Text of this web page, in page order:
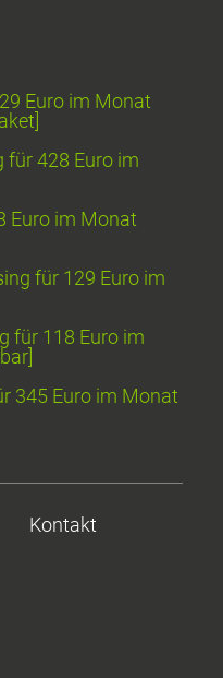
Euro im Monat
für 428 Euro im
Euro im Monat
für 129 Euro im
für 118 Euro im
345 Euro im Monat
Kontakt